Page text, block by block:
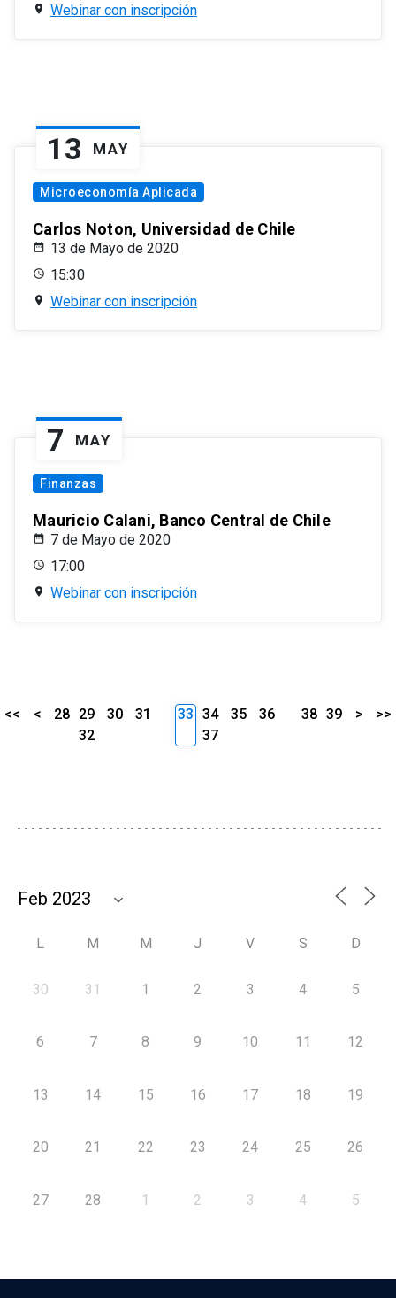
Webinar con inscripción
13 MAY
Microeconomía Aplicada
Carlos Noton, Universidad de Chile
13 de Mayo de 2020
15:30
Webinar con inscripción
7 MAY
Finanzas
Mauricio Calani, Banco Central de Chile
7 de Mayo de 2020
17:00
Webinar con inscripción
<< < 28 29 30
31
32
33 34 35
36
37
38 39 > >>
L M M J V S D
30 31 1 2 3 4 5
6 7 8 9 10 11 12
13 14 15 16 17 18 19
20 21 22 23 24 25 26
27 28 1 2 3 4 5